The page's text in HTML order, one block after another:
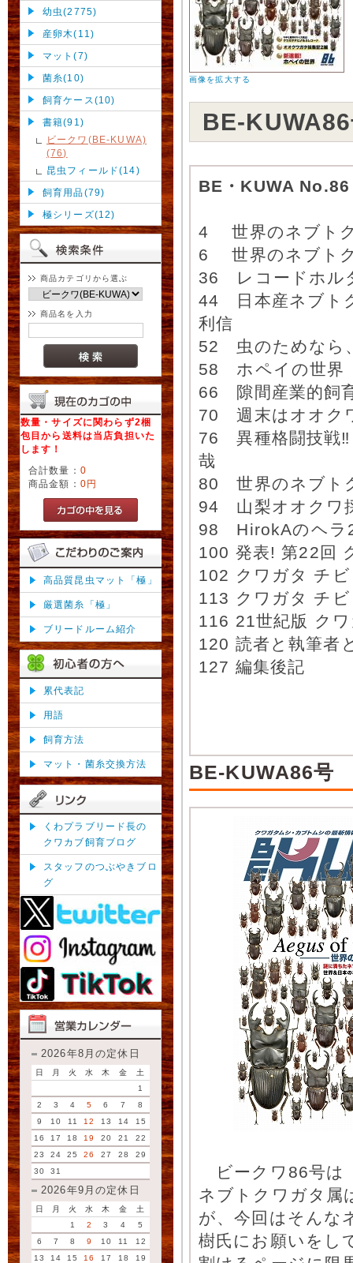
幼虫(2775)
産卵木(11)
マット(7)
菌糸(10)
飼育ケース(10)
書籍(91)
ビークワ(BE-KUWA)
(76)
昆虫フィールド(14)
飼育用品(79)
極シリーズ(12)
商品カテゴリから選ぶ
商品名を入力
数量・サイズに関わらず2梱
包目から送料は当店負担いた
します！
合計数量： 0
商品金額： 0円
高品質昆虫マット「極」
厳選菌糸「極」
ブリードルーム紹介
累代表記
用語
飼育方法
マット・菌糸交換方法
くわプラブリード長の
クワカブ飼育ブログ
スタッフのつぶやきブロ
グ
2026年8月の定休日
日 月 火 水 木 金
土
1
2
3 4 5 6 7
8
9
10 11 12 13 14
15
16
17 18 19 20 21
22
23
24 25 26 27 28
29
30
31
2026年9月の定休日
日 月 火 水 木 金
土
1
2 3 4
5
6
7 8 9 10 11
12
13
14 15 16 17 18
19
画像を拡大する
BE-
BE・KUWA
4 世界のネブト
6 世界のネブト
36 レコードホル
44 日本産ネブト
利信
52 虫のためなら
58 ホペイの世界
66 隙間産業的飼
70 週末はオオク
76 異種格闘技戦
哉
80 世界のネブト
94 山梨オオクワ
98 HirokAのヘラ
100 発表! 第22回
102 クワガタ チ
113 クワガタ チ
116 21世紀版 ク
120 読者と執筆者
127 編集後記
BE-KUWA86号
ビークワ86号は
ネブトクワガタ属
が、今回はそんな
樹氏にお願いをし